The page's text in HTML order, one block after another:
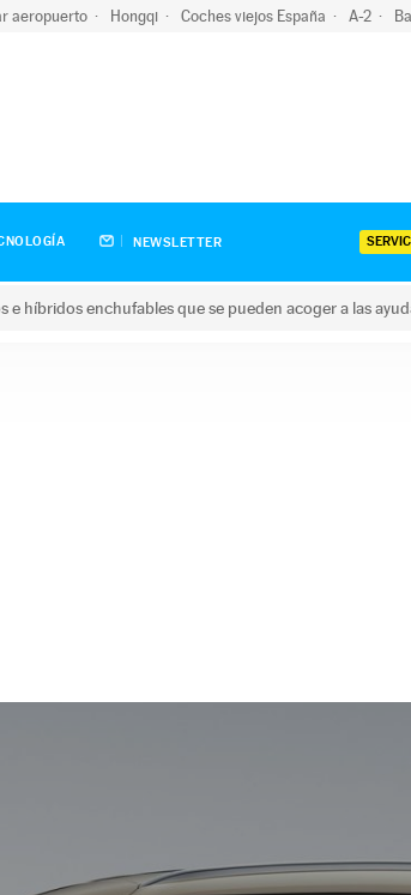
aeropuerto Hongqi Coches viejos España A-2
NEWSLETTER
híbridos enchufables que se pueden acoger a las